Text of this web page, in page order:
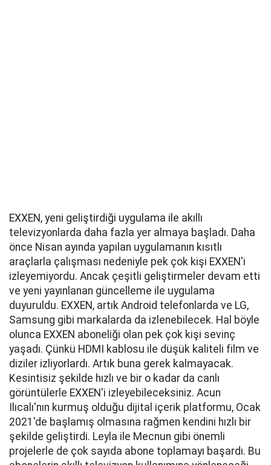
EXXEN, yeni geliştirdiği uygulama ile akıllı
televizyonlarda daha fazla yer almaya başladı. Daha
önce Nisan ayında yapılan uygulamanın kısıtlı
araçlarla çalışması nedeniyle pek çok kişi EXXEN'i
izleyemiyordu. Ancak çeşitli geliştirmeler devam etti
ve yeni yayınlanan güncelleme ile uygulama
duyuruldu. EXXEN, artık Android telefonlarda ve LG,
Samsung gibi markalarda da izlenebilecek. Hal böyle
olunca EXXEN aboneliği olan pek çok kişi sevinç
yaşadı. Çünkü HDMI kablosu ile düşük kaliteli film ve
diziler izliyorlardı. Artık buna gerek kalmayacak.
Kesintisiz şekilde hızlı ve bir o kadar da canlı
görüntülerle EXXEN'i izleyebileceksiniz. Acun
Ilıcalı'nın kurmuş olduğu dijital içerik platformu, Ocak
2021'de başlamış olmasına rağmen kendini hızlı bir
şekilde geliştirdi. Leyla ile Mecnun gibi önemli
projelerle de çok sayıda abone toplamayı başardı. Bu